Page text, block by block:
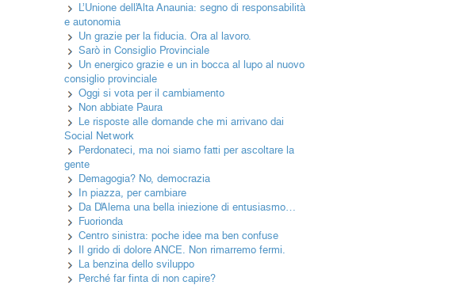
L’Unione dell’Alta Anaunia: segno di responsabilità
e autonomia
Un grazie per la fiducia. Ora al lavoro.
Sarò in Consiglio Provinciale
Un energico grazie e un in bocca al lupo al nuovo
consiglio provinciale
Oggi si vota per il cambiamento
Non abbiate Paura
Le risposte alle domande che mi arrivano dai
Social Network
Perdonateci, ma noi siamo fatti per ascoltare la
gente
Demagogia? No, democrazia
In piazza, per cambiare
Da D’Alema una bella iniezione di entusiasmo…
Fuorionda
Centro sinistra: poche idee ma ben confuse
Il grido di dolore ANCE. Non rimarremo fermi.
La benzina dello sviluppo
Perché far finta di non capire?